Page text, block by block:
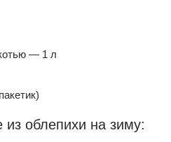
— 1 л
из облепихи на зиму: